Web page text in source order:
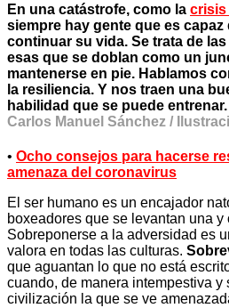
En una catástrofe, como la crisis
siempre hay gente que es capaz
continuar su vida. Se trata de
esas que se doblan como un
mantenerse en pie. Hablamos
la resiliencia. Y nos traen una
habilidad que se puede
Carlos Manuel Sánchez /
• Ocho consejos para hacerse
amenaza del coronavirus
El ser humano es un encajador
boxeadores que se levantan una y
Sobreponerse a la adversidad es
valora en todas las culturas.
que aguantan lo que no está
cuando, de manera intempestiva y
civilización la que se ve